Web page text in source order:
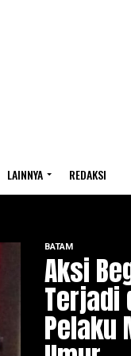
LAINNYA REDAKSI
BATAM
Aksi
Terjadi
Pelaku